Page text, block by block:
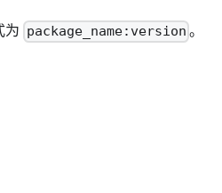
为 package_name:version 。